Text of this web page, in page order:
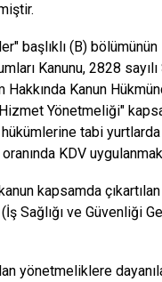
başlıklı (B)
Kanunu, 2828
Kanun
Yönetmeliği"
tabi
KDV
kapsamda çıkartılan
Sağlığı ve Güvenliği
yönetmeliklere